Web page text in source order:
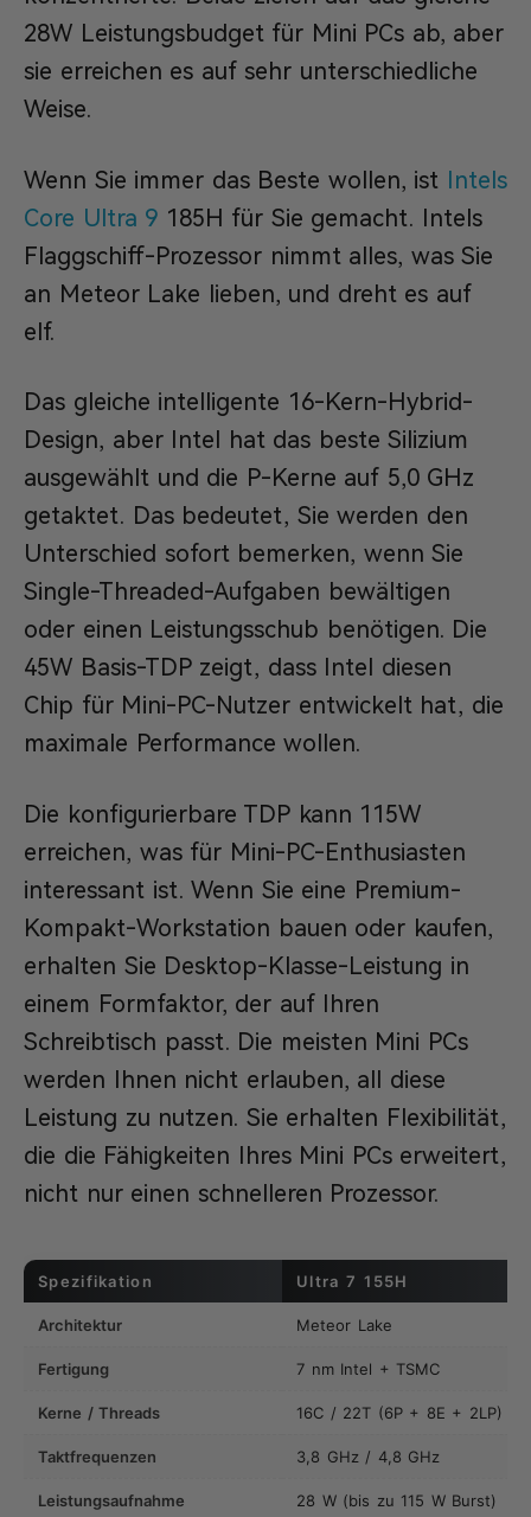
28W Leistungsbudget für Mini PCs ab, aber
sie erreichen es auf sehr unterschiedliche
Weise.
Wenn Sie immer das Beste wollen, ist Intels
Core Ultra 9 185H für Sie gemacht. Intels
Flaggschiff-Prozessor nimmt alles, was Sie
an Meteor Lake lieben, und dreht es auf
elf.
Das gleiche intelligente 16-Kern-Hybrid-
Design, aber Intel hat das beste Silizium
ausgewählt und die P-Kerne auf 5,0 GHz
getaktet. Das bedeutet, Sie werden den
Unterschied sofort bemerken, wenn Sie
Single-Threaded-Aufgaben bewältigen
oder einen Leistungsschub benötigen. Die
45W Basis-TDP zeigt, dass Intel diesen
Chip für Mini-PC-Nutzer entwickelt hat, die
maximale Performance wollen.
Die konfigurierbare TDP kann 115W
erreichen, was für Mini-PC-Enthusiasten
interessant ist. Wenn Sie eine Premium-
Kompakt-Workstation bauen oder kaufen,
erhalten Sie Desktop-Klasse-Leistung in
einem Formfaktor, der auf Ihren
Schreibtisch passt. Die meisten Mini PCs
werden Ihnen nicht erlauben, all diese
Leistung zu nutzen. Sie erhalten Flexibilität,
die die Fähigkeiten Ihres Mini PCs erweitert,
nicht nur einen schnelleren Prozessor.
Spezifikation Ultra 7 155H
Architektur Meteor Lake
Fertigung 7 nm Intel + TSMC
Kerne / Threads 16C / 22T (6P + 8E + 2LP)
Taktfrequenzen 3,8 GHz / 4,8 GHz
Leistungsaufnahme 28 W (bis zu 115 W Burst)